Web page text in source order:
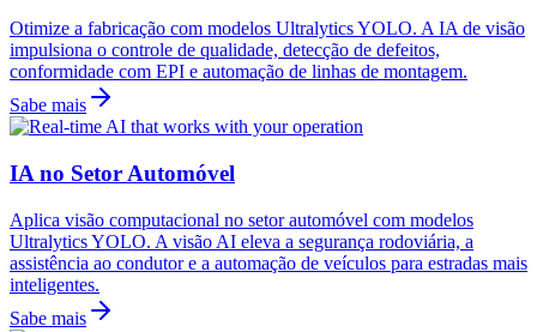
Otimize a fabricação com modelos Ultralytics YOLO. A IA de visão
impulsiona o controle de qualidade, detecção de defeitos,
conformidade com EPI e automação de linhas de montagem.
Sabe mais
IA no Setor Automóvel
Aplica visão computacional no setor automóvel com modelos
Ultralytics YOLO. A visão AI eleva a segurança rodoviária, a
assistência ao condutor e a automação de veículos para estradas mais
inteligentes.
Sabe mais